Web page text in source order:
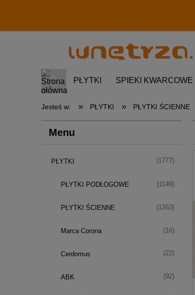
PŁYTKI SPIEKI KWARCOWE
Jesteś w: » PŁYTKI » PŁYTKI ŚCIENNE
Menu
PŁYTKI (1777)
PŁYTKI PODŁOGOWE (1149)
PŁYTKI ŚCIENNE (1263)
Marca Corona (16)
Cerdomus (22)
ABK (92)